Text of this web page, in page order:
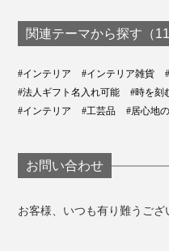
関連テーマから探す（11
#インテリア #インテリア雑貨
#法人ギフト名入れ可能
#時を刻
#インテリア
#工芸品 #居心地
お問い合わせ
お客様、いつも有り難うござ